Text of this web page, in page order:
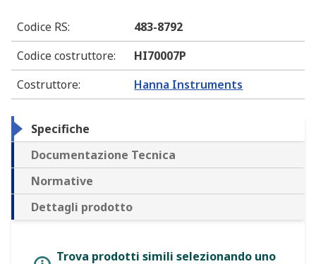
Codice RS:
483-8792
Codice costruttore:
HI70007P
Costruttore: Hanna Instruments
Specifiche
Documentazione Tecnica
Normative
Dettagli prodotto
Trova prodotti simili selezionando uno